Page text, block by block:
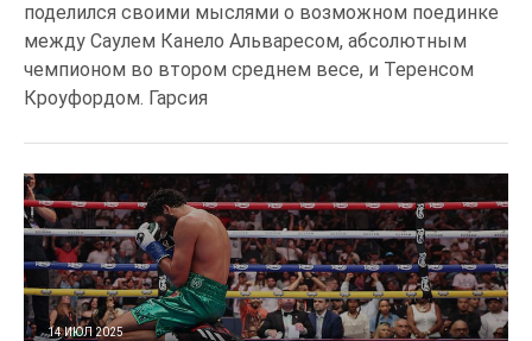
поделился своими мыслями о возможном поединке
между Саулем Канело Альваресом, абсолютным
чемпионом во втором среднем весе, и Теренсом
Кроуфордом. Гарсия
14 ИЮЛ 2025